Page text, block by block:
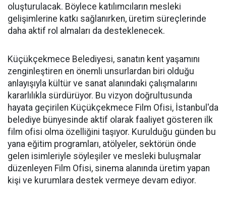
oluşturulacak. Böylece katılımcıların mesleki
gelişimlerine katkı sağlanırken, üretim süreçlerinde
daha aktif rol almaları da desteklenecek.
Küçükçekmece Belediyesi, sanatın kent yaşamını
zenginleştiren en önemli unsurlardan biri olduğu
anlayışıyla kültür ve sanat alanındaki çalışmalarını
kararlılıkla sürdürüyor. Bu vizyon doğrultusunda
hayata geçirilen Küçükçekmece Film Ofisi, İstanbul'da
belediye bünyesinde aktif olarak faaliyet gösteren ilk
film ofisi olma özelliğini taşıyor. Kurulduğu günden bu
yana eğitim programları, atölyeler, sektörün önde
gelen isimleriyle söyleşiler ve mesleki buluşmalar
düzenleyen Film Ofisi, sinema alanında üretim yapan
kişi ve kurumlara destek vermeye devam ediyor.